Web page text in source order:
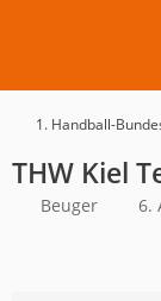
1. Handball-
THW Kiel
Beuger 6.